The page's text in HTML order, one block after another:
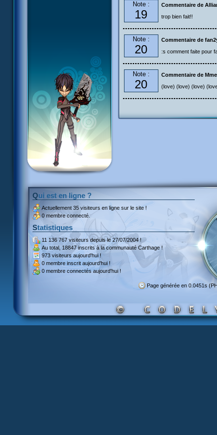
Note :
19
Commentaire de
trop bien fait!!
Note :
20
Commentaire de
:s comment faite pour
Note :
20
Commentaire de
(love) (love) (love)
Qui est en ligne ?
Actuellement 35 visiteurs en ligne sur le site !
0 membre connecté.
Statistiques
11 136 767 visiteursdepuis le 27/07/2004 !
Au total, 18847 inscritsà la communauté Carthage !
973 visiteurs aujourd'hui !
0 membre inscrit aujourd'hui !
0 membre connectés aujourd'hui !
Page générée en 0.0451s